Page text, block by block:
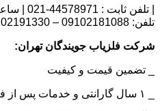
| تلفن ثابت : 44578971-021 | ساعات تماس همه روزه 9 الی 18
تلفن: 09102181088 – 09102191330
شرکت فلزیاب جویندگان تهران:
_ تضمین قیمت و کیفیت